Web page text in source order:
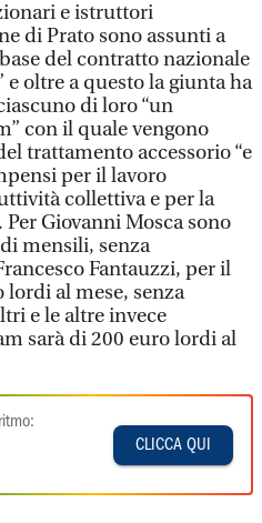
e istruttori
di Prato sono assunti a
del contratto nazionale
oltre a questo la giunta ha
di loro “un
con il quale vengono
trattamento accessorio “e
per il lavoro
collettiva e per la
Giovanni Mosca sono
mensili, senza
Fantauzzi, per il
lordi al mese, senza
e le altre invece
sarà di 200 euro lordi al
CLICCA QUI